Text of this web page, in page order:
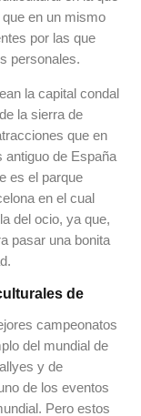
en un mismo
por las que
personales.
la capital condal
la sierra de
que en
antiguo de España
es el parque
en el cual
del ocio, ya que,
pasar una bonita
de
campeonatos
del mundial de
y de
de los eventos
Pero estos